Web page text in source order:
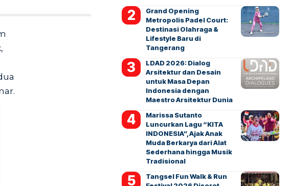
Grand Opening
Metropolis Padel Court:
Destinasi Olahraga &
Lifestyle Baru di
Tangerang
LDAD 2026: Dialog
Arsitektur dan Desain
untuk Masa Depan
Indonesia dengan
Maestro Arsitektur Dunia
Marissa Sutanto
Luncurkan Lagu “KITA
INDONESIA”, Ajak Anak
Muda Berkarya dari Alat
Sederhana hingga Musik
Tradisional
Tangsel Fun Walk & Run